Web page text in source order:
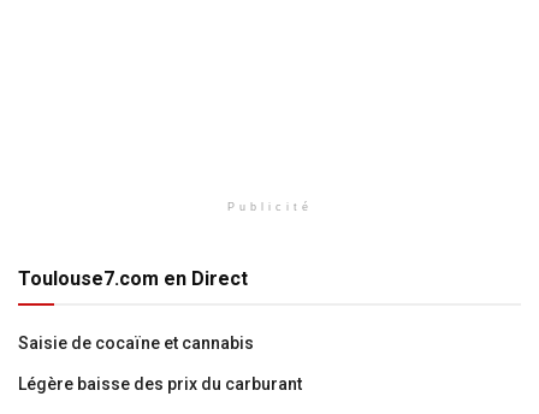
Publicité
Toulouse7.com en Direct
Saisie de cocaïne et cannabis
Légère baisse des prix du carburant